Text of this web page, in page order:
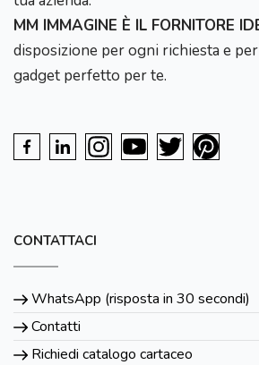
MM IMMAGINE È IL FORNITORE
disposizione per ogni richiesta e
gadget perfetto per te.
CONTATTACI
WhatsApp (risposta in 30 secondi)
Contatti
Richiedi catalogo cartaceo